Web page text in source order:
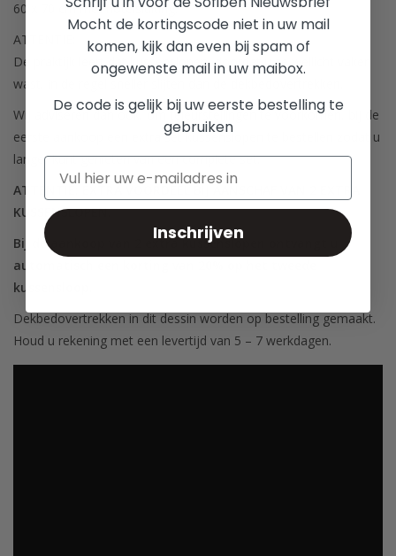
60 x 70 cm met hotelsluiting.
ATTENTIE:
De praktijk leert dat kussenslopen, doordat u ze wellicht vaker
wast, in de regel sneller slijten dan de dekbedovertrekken.
Wij adviseren dan ook, om teleurstellingen te voorkomen, bij de
eerste aankoop een extra set kussenslopen te bestellen zodat u
langer kunt genieten van een complete set.
ATTENTIE: EXTRA VOORDEEL BIJ AANSCHAF VAN 2 EXTRA
KUSSENSLOPEN.
Bij de aankoop van 2 extra kussenslopen ontvangt u
automatisch een korting van 20% op het tweede
kussensloop.
Dekbedovertrekken in dit dessin worden op bestelling gemaakt.
Houd u rekening met een levertijd van 5 – 7 werkdagen.
Mocht de kortingscode niet in uw mail
komen, kijk dan even bij spam of
ongewenste mail in uw maibox.
De code is gelijk bij uw eerste bestelling te
gebruiken
Inschrijven